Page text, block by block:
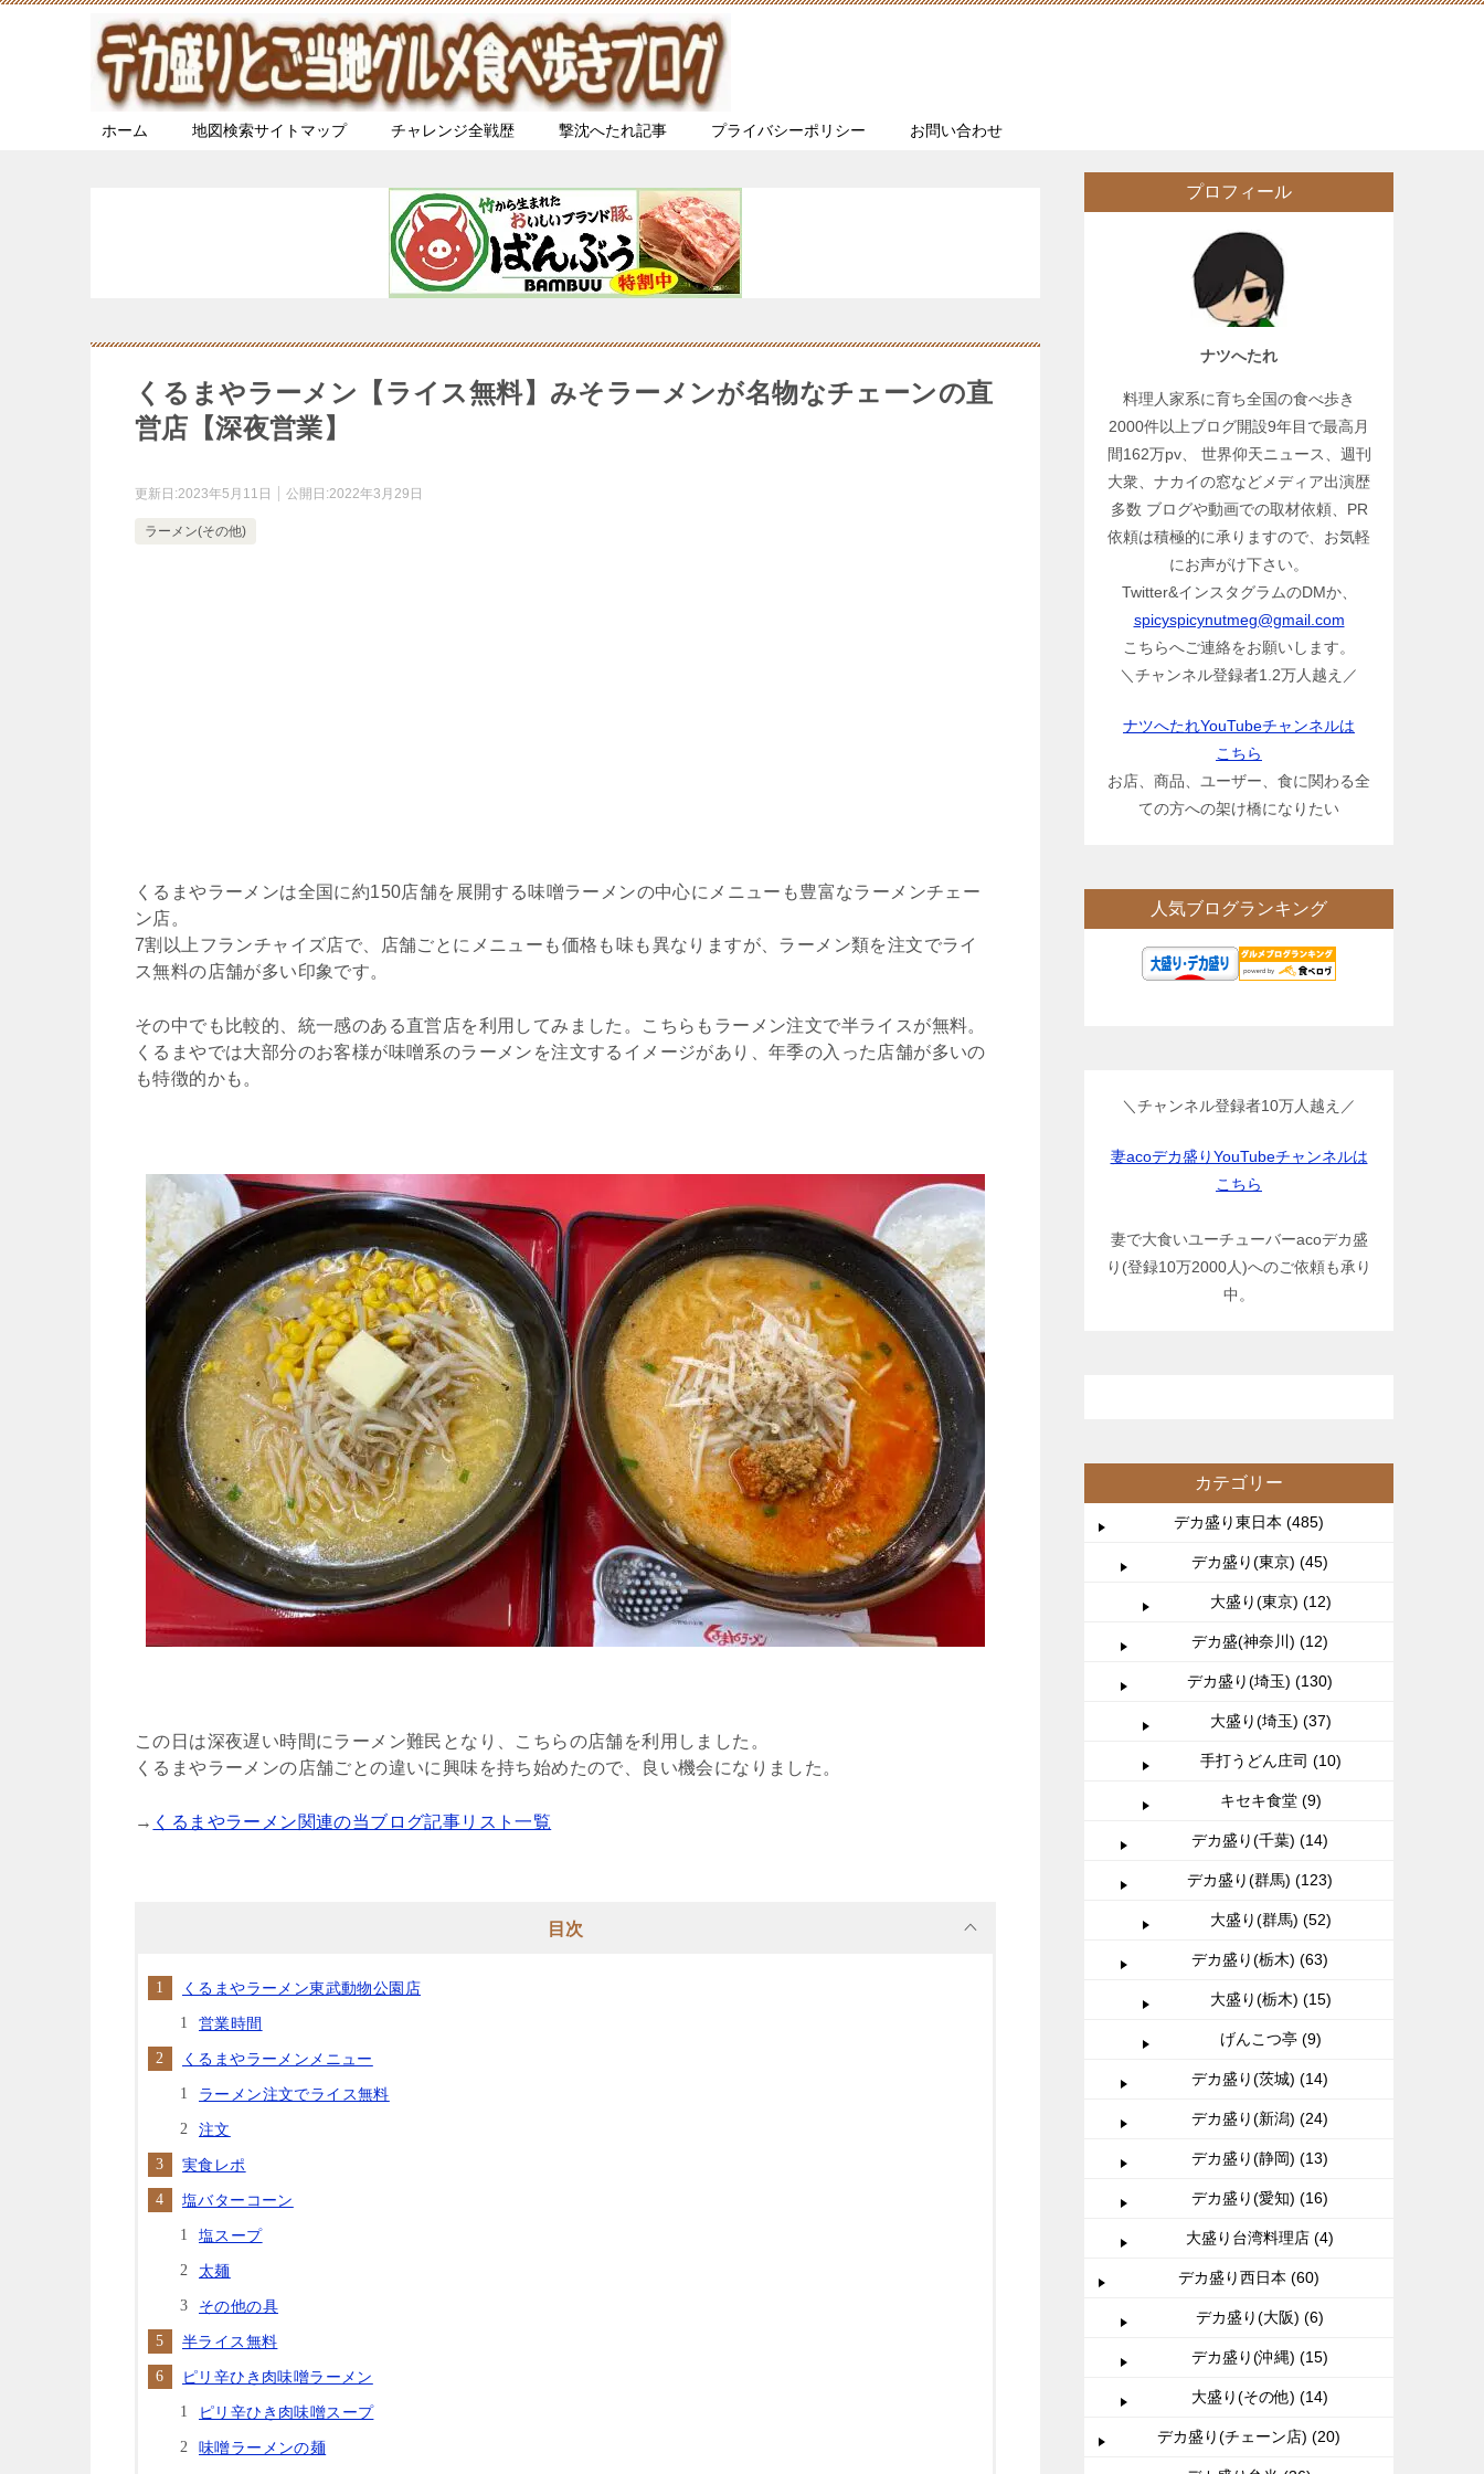
ホーム 地図検索サイトマップ チャレンジ全戦歴 撃沈へたれ記事 プライバシーポリシー お問い合わせ
くるまやラーメン【ライス無料】みそラーメンが名物なチェーンの直
営店【深夜営業】
更新日:2023年5月11日 公開日:2022年3月29日
ラーメン(その他)
くるまやラーメンは全国に約150店舗を展開する味噌ラーメンの中心にメニューも豊富なラーメンチェー
ン店。
7割以上フランチャイズ店で、店舗ごとにメニューも価格も味も異なりますが、ラーメン類を注文でライ
ス無料の店舗が多い印象です。
その中でも比較的、統一感のある直営店を利用してみました。こちらもラーメン注文で半ライスが無料。
くるまやでは大部分のお客様が味噌系のラーメンを注文するイメージがあり、年季の入った店舗が多いの
も特徴的かも。
この日は深夜遅い時間にラーメン難民となり、こちらの店舗を利用しました。
くるまやラーメンの店舗ごとの違いに興味を持ち始めたので、良い機会になりました。
→ くるまやラーメン関連の当ブログ記事リスト一覧
目次
くるまやラーメン東武動物公園店
営業時間
くるまやラーメンメニュー
ラーメン注文でライス無料
注文
実食レポ
塩バターコーン
塩スープ
太麺
その他の具
半ライス無料
ピリ辛ひき肉味噌ラーメン
ピリ辛ひき肉味噌スープ
味噌ラーメンの麺
プロフィール
ナツへたれ
料理人家系に育ち全国の食べ歩き
2000件以上ブログ開設9年目で最高月
間162万pv、 世界仰天ニュース、週刊
大衆、ナカイの窓などメディア出演歴
多数 ブログや動画での取材依頼、PR
依頼は積極的に承りますので、お気軽
にお声がけ下さい。
Twitter&インスタグラムのDMか、
spicyspicynutmeg@gmail.com
こちらへご連絡をお願いします。
＼チャンネル登録者1.2万人越え／
ナツへたれYouTubeチャンネルは
こちら
お店、商品、ユーザー、食に関わる全
ての方への架け橋になりたい
人気ブログランキング
＼チャンネル登録者10万人越え／
妻acoデカ盛りYouTubeチャンネルは
こちら
妻で大食いユーチューバーacoデカ盛
り(登録10万2000人)へのご依頼も承り
中。
カテゴリー
デカ盛り東日本 (485)
デカ盛り(東京) (45)
大盛り(東京) (12)
デカ盛(神奈川) (12)
デカ盛り(埼玉) (130)
大盛り(埼玉) (37)
手打うどん庄司 (10)
キセキ食堂 (9)
デカ盛り(千葉) (14)
デカ盛り(群馬) (123)
大盛り(群馬) (52)
デカ盛り(栃木) (63)
大盛り(栃木) (15)
げんこつ亭 (9)
デカ盛り(茨城) (14)
デカ盛り(新潟) (24)
デカ盛り(静岡) (13)
デカ盛り(愛知) (16)
大盛り台湾料理店 (4)
デカ盛り西日本 (60)
デカ盛り(大阪) (6)
デカ盛り(沖縄) (15)
大盛り(その他) (14)
デカ盛り(チェーン店) (20)